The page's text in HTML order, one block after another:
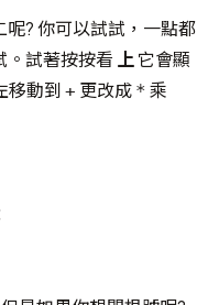
? 你可以試試，一點都
。試著按按看
上 它會顯
移動到 + 更改成 * 乘